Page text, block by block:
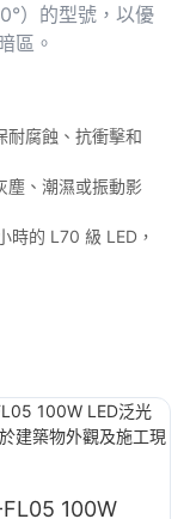
）的型號，以優
區。
耐腐蝕、抗衝擊和
塵、潮濕或振動影
的 L70 級 LED，
100W